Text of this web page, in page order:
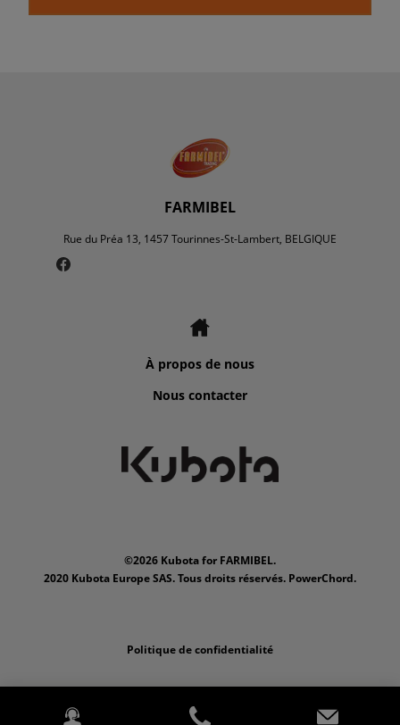
FARMIBEL
Rue du Préa 13, 1457 Tourinnes-St-Lambert, BELGIQUE
À propos de nous
Nous contacter
©2026 Kubota for FARMIBEL.
2020 Kubota Europe SAS. Tous droits réservés. PowerChord.
Politique de confidentialité